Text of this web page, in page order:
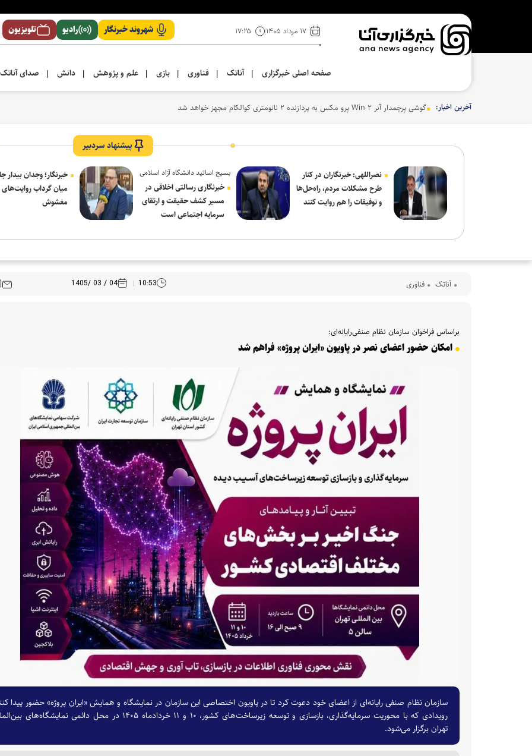
۱۷ مرداد ۱۴۰۵ ۱۷:۲۵ شهروند خبرنگار رادیو تلویزیون
صفحه اصلی خبرگزاری | آناتک | فناوری | بازی | علم و پژوهش | دانش | صدای آناتک
آخرین اخبار: گوشی پرچمدار آنر Win ۲ پرو مکس به پردازنده ۲ نانومتری کوالکام مجهز خواهد شد
پیشنهاد سردبیر
نصراللهی: خبرنگاران در کنار
طرح مشکلات مردم، راه‌حل‌ها
و توفیقات را هم روایت کنند
بسیج اساتید دانشگاه آزاد اسلامی
در پیام روز خبرنگار:
خبرنگاری رسالتی اخلاقی در
مسیر کشف حقیقت و ارتقای
سرمایه اجتماعی است
خبرنگار؛ وجدان بیدار
میان گرداب روایت‌های
مغشوش
آناتک فناوری 10:53
04 / 03 /1405
براساس فراخوان سازمان نظام صنفی‌رایانه‌ای:
امکان حضور اعضای نصر در پاویون «ایران پروژه» فراهم شد
سازمان نظام صنفی رایانه‌ای از اعضای خود دعوت کرد تا در پاویون اختصاصی این سازمان در نمایشگاه و همایش «ایران پروژه» حضور پیدا
رویدادی که با محوریت سرمایه‌گذاری، بازسازی و توسعه زیرساخت‌های کشور، ۱۰ و ۱۱ خردادماه ۱۴۰۵ در محل دائمی نمایشگاه‌های
تهران برگزار می‌شود.